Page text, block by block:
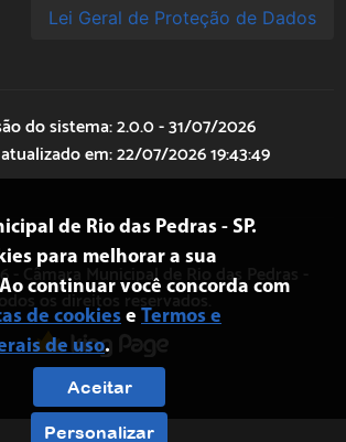
Lei Geral de Proteção de Dados
do sistema: 2.0.0 - 31/07/2026
em: 22/07/2026 19:43:49
- Câmara Municipal deRio das Pedras
os direitos reservados.
de Rio das Pedras - SP.
para melhorar a sua
continuar você concorda com
de cookies e Termos e
de uso.
Aceitar
Personalizar